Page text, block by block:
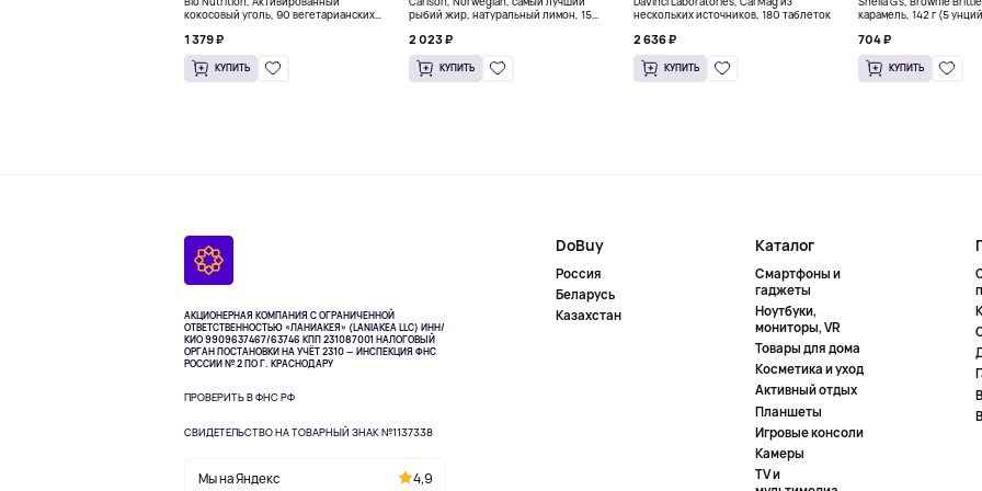
кокосовый уголь, 90 вегетарианских
1 379 ₽
КУПИТЬ
рыбий жир, натуральный лимон, 15
2 023 ₽
КУПИТЬ
нескольких источников, 180 таблеток
2 636 ₽
КУПИТЬ
карамель, 142 г (5
704 ₽
КУПИТЬ
АКЦИОНЕРНАЯ КОМПАНИЯ С ОГРАНИЧЕННОЙ
ОТВЕТСТВЕННОСТЬЮ «ЛАНИАКЕЯ» (LANIAKEA LLC) ИНН/
КИО 9909637467/63746 КПП 231087001НАЛОГОВЫЙ
ОРГАН ПОСТАНОВКИ НА УЧЁТ 2310 — ИНСПЕКЦИЯ ФНС
РОССИИ № 2 ПО Г. КРАСНОДАРУ
ПРОВЕРИТЬ В ФНС РФ
СВИДЕТЕЛЬСТВО НА ТОВАРНЫЙ ЗНАК №1137338
Мы на Яндекс 4,9
DoBuy
Россия
Беларусь
Казахстан
Каталог
Смартфоны и
гаджеты
Ноутбуки,
мониторы, VR
Товары для дома
Косметика и уход
Активный отдых
Планшеты
Игровые консоли
Камеры
TV и